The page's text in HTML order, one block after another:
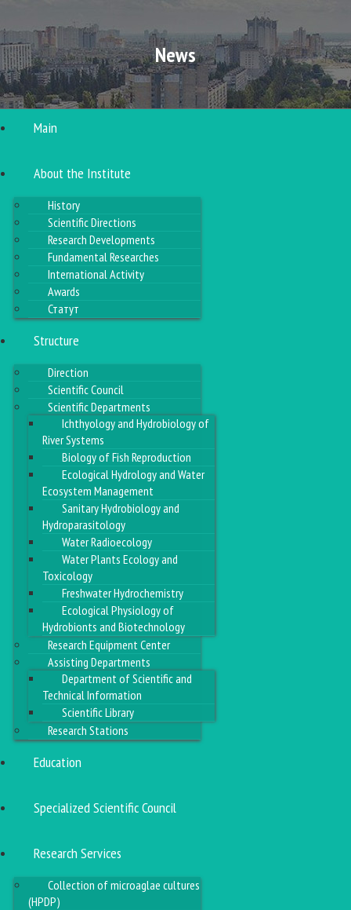
Main
About the Institute
History
Scientific Directions
Research Developments
Fundamental Researches
International Activity
Awards
Статут
Structure
Direction
Scientific Council
Scientific Departments
Ichthyology and Hydrobiology of
River Systems
Biology of Fish Reproduction
Ecological Hydrology and Water
Ecosystem Management
Sanitary Hydrobiology and
Hydroparasitology
Water Radioecology
Water Plants Ecology and
Toxicology
Freshwater Hydrochemistry
Ecological Physiology of
Hydrobionts and Biotechnology
Research Equipment Center
Assisting Departments
Department of Scientific and
Technical Information
Scientific Library
Research Stations
Education
Specialized Scientific Council
Research Services
Collection of microaglae cultures
(HPDP)
News